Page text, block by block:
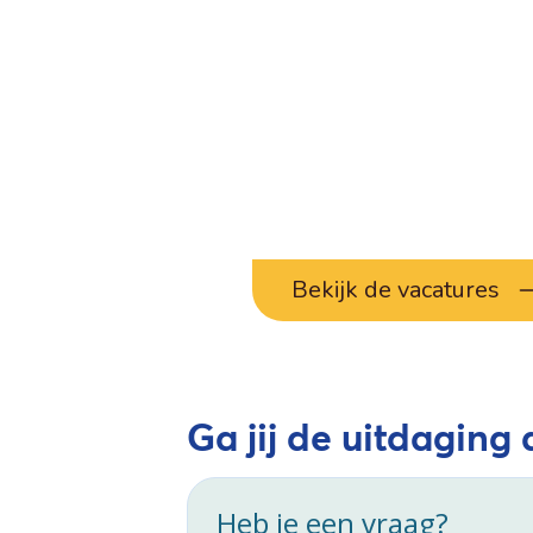
Bekijk de vacatures
Ga jij de uitdaging
Heb je een vraag?